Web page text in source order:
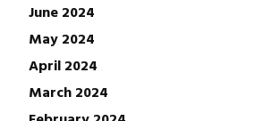
June 2024
May 2024
April 2024
March 2024